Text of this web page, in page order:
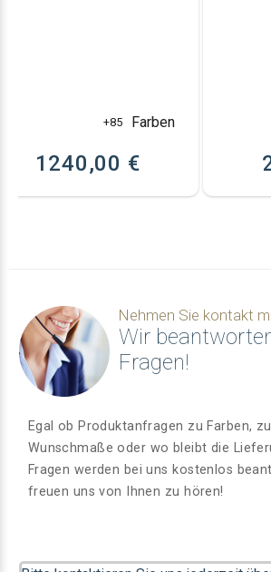
+85 Farben
1240,00 €
Nehmen Sie kontakt
Wir
Fragen!
Egal ob Produktanfragen zu Farben,
Wunschmaße oder wo bleibt die
Fragen werden bei uns kostenlos
freuen uns von Ihnen zu hören!